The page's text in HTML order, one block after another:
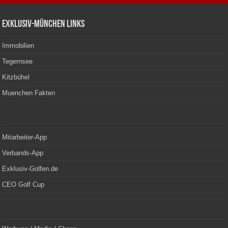
Exklusiv-München Links
Immobilien
Tegernsee
Kitzbühel
Muenchen Fakten
Mitarbeiter-App
Verbands-App
Exklusiv-Golfen.de
CEO Golf Cup